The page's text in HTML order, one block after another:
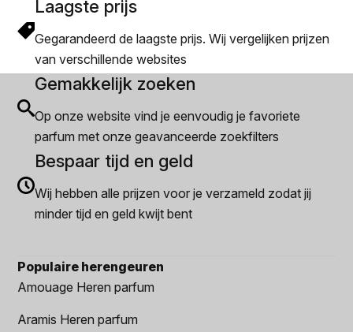
Laagste prijs
Gegarandeerd de laagste prijs. Wij vergelijken prijzen
van verschillende websites
Gemakkelijk zoeken
Op onze website vind je eenvoudig je favoriete
parfum met onze geavanceerde zoekfilters
Bespaar tijd en geld
Wij hebben alle prijzen voor je verzameld zodat jij
minder tijd en geld kwijt bent
Populaire herengeuren
Amouage Heren parfum
Aramis Heren parfum